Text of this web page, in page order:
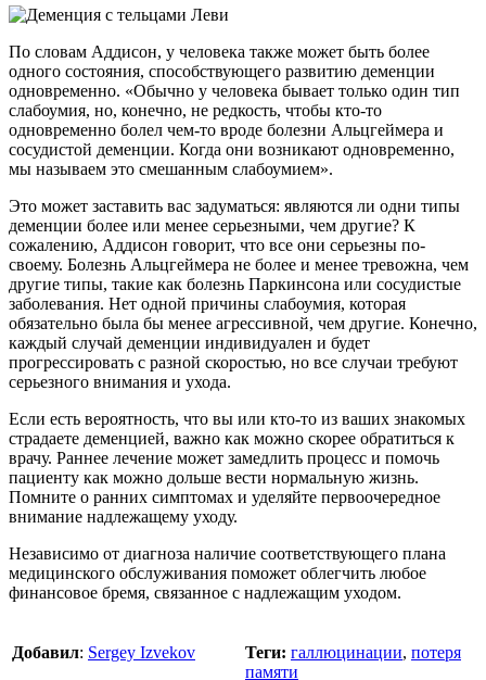
По словам Аддисон, у человека также может быть более
одного состояния, способствующего развитию деменции
одновременно. «Обычно у человека бывает только один тип
слабоумия, но, конечно, не редкость, чтобы кто-то
одновременно болел чем-то вроде болезни Альцгеймера и
сосудистой деменции. Когда они возникают одновременно,
мы называем это смешанным слабоумием».
Это может заставить вас задуматься: являются ли одни типы
деменции более или менее серьезными, чем другие? К
сожалению, Аддисон говорит, что все они серьезны по-
своему. Болезнь Альцгеймера не более и менее тревожна, чем
другие типы, такие как болезнь Паркинсона или сосудистые
заболевания. Нет одной причины слабоумия, которая
обязательно была бы менее агрессивной, чем другие. Конечно,
каждый случай деменции индивидуален и будет
прогрессировать с разной скоростью, но все случаи требуют
серьезного внимания и ухода.
Если есть вероятность, что вы или кто-то из ваших знакомых
страдаете деменцией, важно как можно скорее обратиться к
врачу. Раннее лечение может замедлить процесс и помочь
пациенту как можно дольше вести нормальную жизнь.
Помните о ранних симптомах и уделяйте первоочередное
внимание надлежащему уходу.
Независимо от диагноза наличие соответствующего плана
медицинского обслуживания поможет облегчить любое
финансовое бремя, связанное с надлежащим уходом.
Добавил: Sergey Izvekov Теги: галлюцинации, потеря
памяти